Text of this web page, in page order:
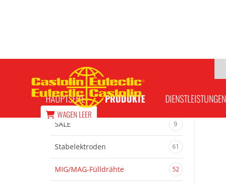
HAUPTSEITE PRODUKTE DIENSTLEISTUNGEN
WAGEN LEER
EnDOtec DO*554 S Fülldrahtelektrode
SALE 9
Stabelektroden 61
MIG/MAG-Fülldrähte 52